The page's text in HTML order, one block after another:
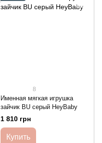
8
Именная мягкая игрушка
зайчик BU серый HeyBaby
1 810 грн
Купить